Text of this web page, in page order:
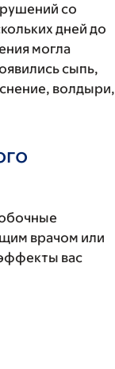
со
дней до
могла
сыпь,
волдыри,
врачом или
вас